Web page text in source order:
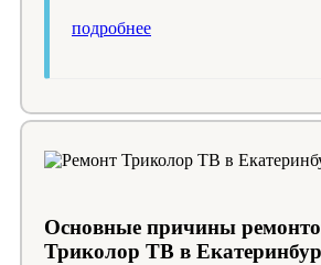
подробнее
Основные причины
Триколор ТВ в